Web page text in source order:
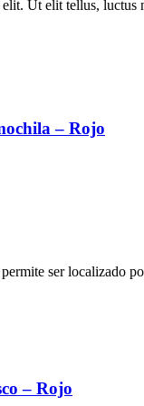
Ut elit tellus,
– Rojo
ser localizado
– Rojo